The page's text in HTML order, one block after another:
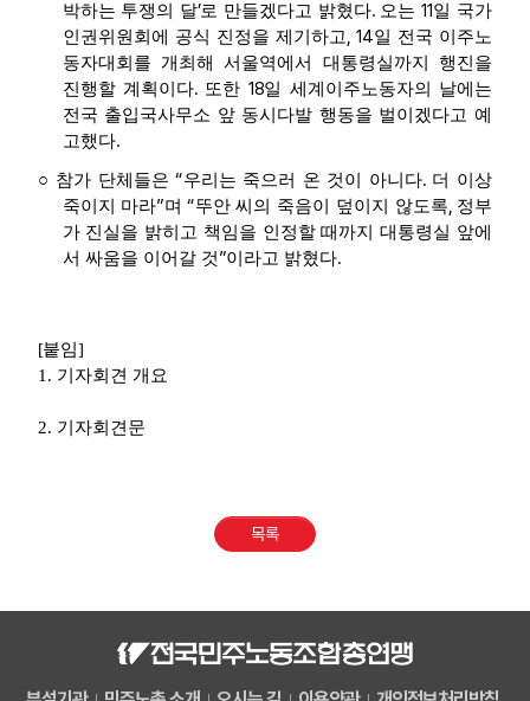
박하는 투쟁의 달’로 만들겠다고 밝혔다. 오는 11일 국가
인권위원회에 공식 진정을 제기하고, 14일 전국 이주노
동자대회를 개최해 서울역에서 대통령실까지 행진을
진행할 계획이다. 또한 18일 세계이주노동자의 날에는
전국 출입국사무소 앞 동시다발 행동을 벌이겠다고 예
고했다.
○ 참가 단체들은“우리는 죽으러 온 것이 아니다. 더 이상
죽이지 마라”며“뚜안 씨의 죽음이 덮이지 않도록, 정부
가 진실을 밝히고 책임을 인정할 때까지 대통령실 앞에
서 싸움을 이어갈 것”이라고 밝혔다.
[붙임]
1. 기자회견 개요
2. 기자회견문
목록